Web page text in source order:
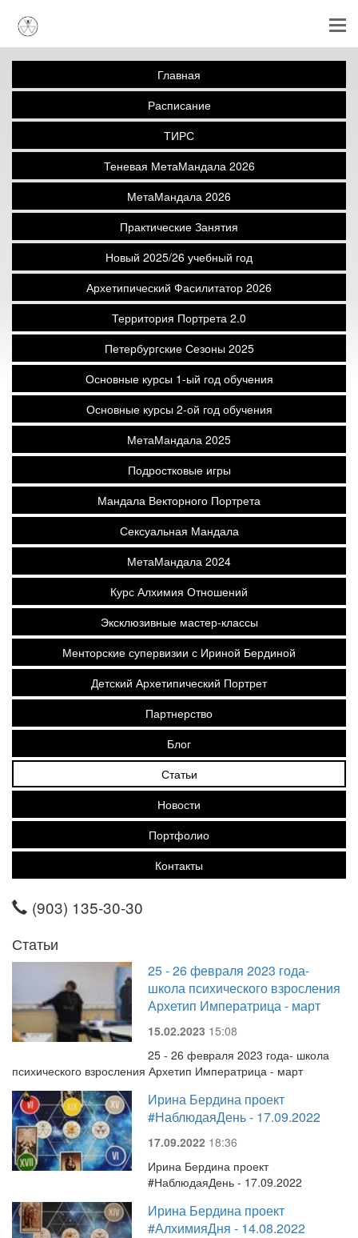
Главная
Расписание
ТИРС
Теневая МетаМандала 2026
МетаМандала 2026
Практические Занятия
Новый 2025/26 учебный год
Архетипический Фасилитатор 2026
Территория Портрета 2.0
Петербургские Сезоны 2025
Основные курсы 1-ый год обучения
Основные курсы 2-ой год обучения
МетаМандала 2025
Подростковые игры
Мандала Векторного Портрета
Сексуальная Мандала
МетаМандала 2024
Курс Алхимия Отношений
Эксклюзивные мастер-классы
Менторские супервизии с Ириной Бердиной
Детский Архетипический Портрет
Партнерство
Блог
Статьи
Новости
Портфолио
Контакты
(903) 135-30-30
Статьи
25 - 26 февраля 2023 года-
школа психического взросления
Архетип Императрица - март
15.02.2023 15:08
25 - 26 февраля 2023 года- школа
психического взросления Архетип Императрица - март
Ирина Бердина проект
#НаблюдаяДень - 17.09.2022
17.09.2022 18:36
Ирина Бердина проект
#НаблюдаяДень - 17.09.2022
Ирина Бердина проект
#АлхимияДня - 14.08.2022